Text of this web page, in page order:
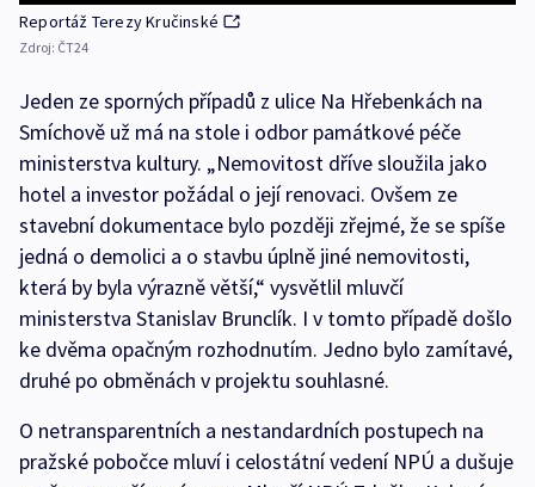
Reportáž Terezy Kručinské
Zdroj: ČT24
Jeden ze sporných případů z ulice Na Hřebenkách na
Smíchově už má na stole i odbor památkové péče
ministerstva kultury. „Nemovitost dříve sloužila jako
hotel a investor požádal o její renovaci. Ovšem ze
stavební dokumentace bylo později zřejmé, že se spíše
jedná o demolici a o stavbu úplně jiné nemovitosti,
která by byla výrazně větší,“ vysvětlil mluvčí
ministerstva Stanislav Brunclík. I v tomto případě došlo
ke dvěma opačným rozhodnutím. Jedno bylo zamítavé,
druhé po obměnách v projektu souhlasné.
O netransparentních a nestandardních postupech na
pražské pobočce mluví i celostátní vedení NPÚ a dušuje